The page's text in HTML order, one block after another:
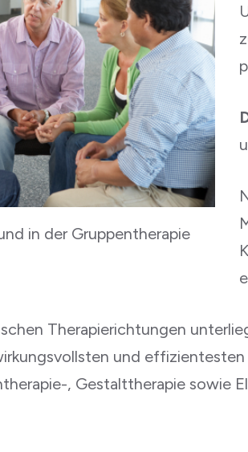
in der Gruppentherapie
Therapierichtungen
und
, Gestalttherapie sowie